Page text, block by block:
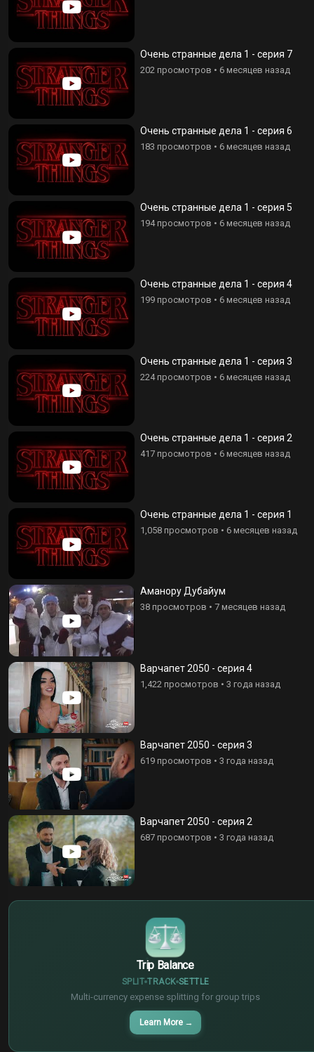
Очень странные дела 1 - серия 7
202 просмотров • 6 месяцев назад
Очень странные дела 1 - серия 6
183 просмотров • 6 месяцев назад
Очень странные дела 1 - серия 5
194 просмотров • 6 месяцев назад
Очень странные дела 1 - серия 4
199 просмотров • 6 месяцев назад
Очень странные дела 1 - серия 3
224 просмотров • 6 месяцев назад
Очень странные дела 1 - серия 2
417 просмотров • 6 месяцев назад
Очень странные дела 1 - серия 1
1,058 просмотров • 6 месяцев назад
Аманору Дубайум
38 просмотров • 7 месяцев назад
Варчапет 2050 - серия 4
1,422 просмотров • 3 года назад
Варчапет 2050 - серия 3
619 просмотров • 3 года назад
Варчапет 2050 - серия 2
687 просмотров • 3 года назад
Trip Balance
SPLIT TRACK SETTLE
Multi-currency expense splitting for group trips
Learn More →
¥